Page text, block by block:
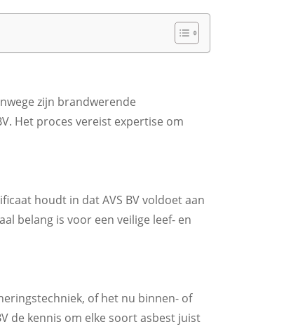
zijn brandwerende
Het proces vereist expertise om
houdt in dat AVS BV voldoet aan
belang is voor een veilige leef- en
of het nu binnen- of
de kennis om elke soort asbest juist